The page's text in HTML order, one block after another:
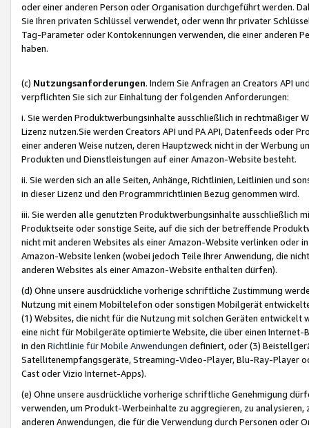
oder einer anderen Person oder Organisation durchgeführt werden.
Sie Ihren privaten Schlüssel verwendet, oder wenn Ihr privater
Tag-Parameter oder Kontokennungen verwenden, die einer anderen
haben.
(c) Nutzungsanforderungen. Indem Sie Anfragen an Creators API
verpflichten Sie sich zur Einhaltung der folgenden Anforderungen:
i. Sie werden Produktwerbungsinhalte ausschließlich in rechtmäßiger
Lizenz nutzen.Sie werden Creators API und PA API, Datenfeeds oder
einer anderen Weise nutzen, deren Hauptzweck nicht in der Werbung
Produkten und Dienstleistungen auf einer Amazon-Website besteht.
ii. Sie werden sich an alle Seiten, Anhänge, Richtlinien, Leitlinien und
in dieser Lizenz und den Programmrichtlinien Bezug genommen wird.
iii. Sie werden alle genutzten Produktwerbungsinhalte ausschließlich
Produktseite oder sonstige Seite, auf die sich der betreffende
nicht mit anderen Websites als einer Amazon-Website verlinken oder
Amazon-Website lenken (wobei jedoch Teile Ihrer Anwendung, die
anderen Websites als einer Amazon-Website enthalten dürfen).
(d) Ohne unsere ausdrückliche vorherige schriftliche Zustimmung
Nutzung mit einem Mobiltelefon oder sonstigen Mobilgerät
(1) Websites, die nicht für die Nutzung mit solchen Geräten
eine nicht für Mobilgeräte optimierte Website, die über einen
in den Richtlinie für Mobile Anwendungen definiert, oder (3)
Satellitenempfangsgeräte, Streaming-Video-Player, Blu-Ray-Player
Cast oder Vizio Internet-Apps).
(e) Ohne unsere ausdrückliche vorherige schriftliche Genehmigung
verwenden, um Produkt-Werbeinhalte zu aggregieren, zu
anderen Anwendungen, die für die Verwendung durch Personen